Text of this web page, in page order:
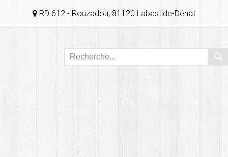
RD 612 - Rouzadou, 81120 Labastide-Dénat